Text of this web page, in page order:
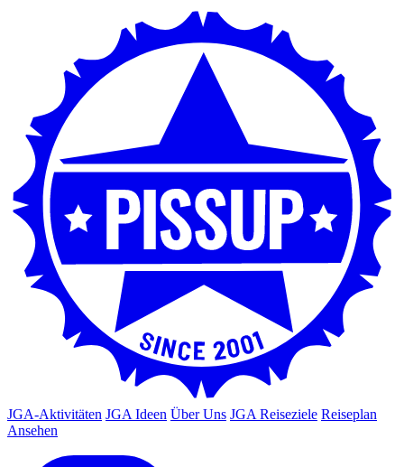
JGA-Aktivitäten JGA Ideen Über Uns JGA Reiseziele Reiseplan
Ansehen